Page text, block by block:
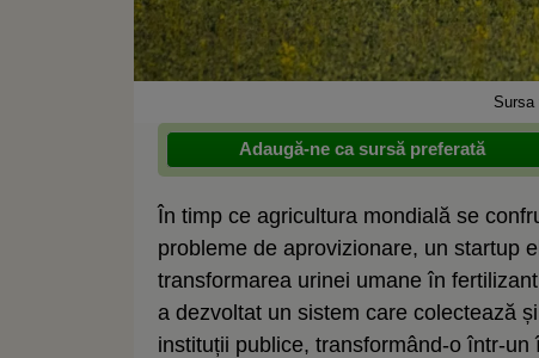
Sursa
Adaugă-ne ca sursă preferată
În timp ce agricultura mondială se
probleme de aprovizionare, un startup
transformarea urinei umane în
a dezvoltat un sistem care colectează
instituții publice, transformând-o într-